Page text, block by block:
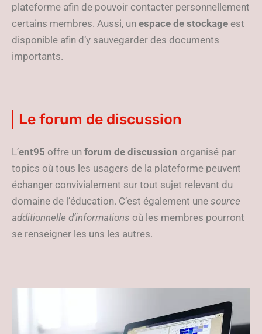
plateforme afin de pouvoir contacter personnellement
certains membres. Aussi, un espace de stockage est
disponible afin d’y sauvegarder des documents
importants.
Le forum de discussion
L’ent95 offre un forum de discussion organisé par
topics où tous les usagers de la plateforme peuvent
échanger convivialement sur tout sujet relevant du
domaine de l’éducation. C’est également une source
additionnelle d’informations où les membres pourront
se renseigner les uns les autres.